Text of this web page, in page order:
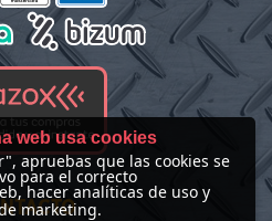
web usa cookies
apruebas que las cookies se
para el correcto
hacer analíticas de uso y
marketing.